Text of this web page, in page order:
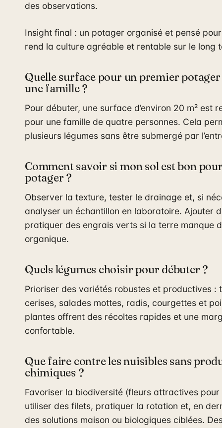
des observations.
Insight final : un potager organisé et pensé
rend la culture agréable et rentable sur le long
Quelle surface pour un premier potager
une famille ?
Pour débuter, une surface d’environ 20 m² est
pour une famille de quatre personnes. Cela
plusieurs légumes sans être submergé par
Comment savoir si mon sol est bon
potager ?
Observer la texture, tester le drainage et, si
analyser un échantillon en laboratoire. Ajouter
pratiquer des engrais verts si la terre manque
organique.
Quels légumes choisir pour débuter ?
Prioriser des variétés robustes et productives :
cerises, salades mottes, radis, courgettes et
plantes offrent des récoltes rapides et une
confortable.
Que faire contre les nuisibles sans
chimiques ?
Favoriser la biodiversité (fleurs attractives pour
utiliser des filets, pratiquer la rotation et, en
des solutions maison ou biologiques ciblées.